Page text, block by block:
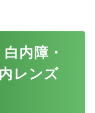
内障・
レンズ